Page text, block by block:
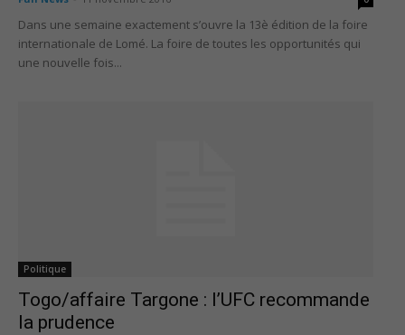
Dans une semaine exactement s’ouvre la 13è édition de la foire
internationale de Lomé. La foire de toutes les opportunités qui
une nouvelle fois...
Politique
Togo/affaire Targone : l’UFC recommande
la prudence